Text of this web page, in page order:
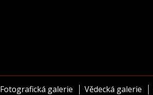
Fotografická galerie Vědecká galerie